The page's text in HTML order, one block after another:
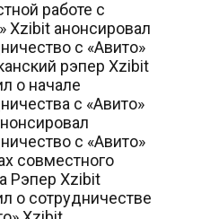
работе с
Xzibit анонсировал
с «Авито»
рэпер Xzibit
о начале
с «Авито»
с «Авито»
совместного
Рэпер Xzibit
о сотрудничестве